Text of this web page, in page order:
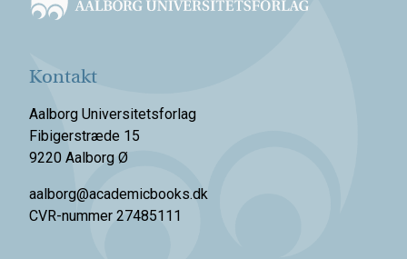
Kontakt
Aalborg Universitetsforlag
Fibigerstræde 15
9220 Aalborg Ø
aalborg@academicbooks.dk
CVR-nummer 27485111